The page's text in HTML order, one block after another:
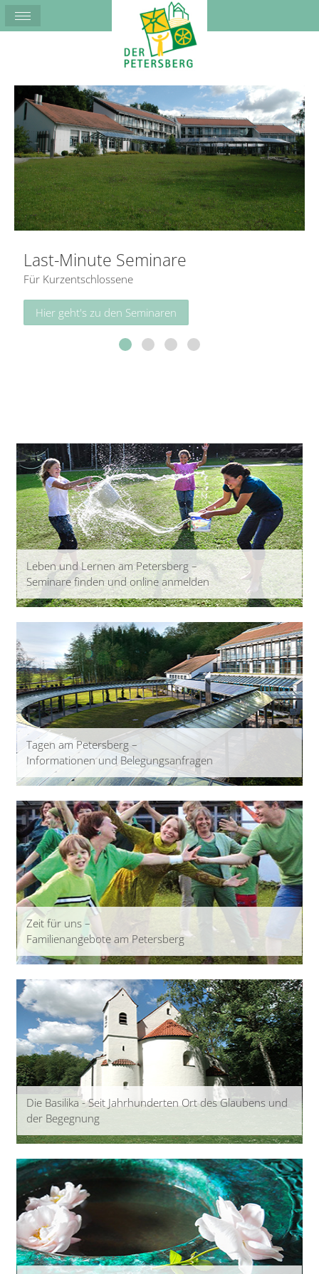
Last-Minute Seminare
Für Kurzentschlossene
Hier geht's zu den Seminaren
Leben und Lernen am Petersberg –
Seminare finden und online anmelden
Tagen am Petersberg –
Informationen und Belegungsanfragen
Zeit für uns –
Familienangebote am Petersberg
Die Basilika - Seit Jahrhunderten Ort des Glaubens und
der Begegnung